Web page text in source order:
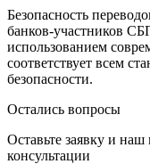
Безопасность
банков-участников
использованием
соответствует всем
безопасности.
Остались вопросы
Оставьте заявку и
консультации